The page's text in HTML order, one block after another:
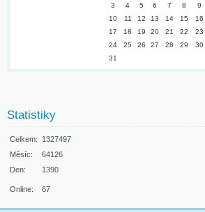
3
4 5 6 7 8
9
10
11 12 13 14 15
16
17
18 19 20 21 22
23
24
25 26 27 28 29
30
31
Statistiky
Online: 67
Celkem:
1327497
Měsíc:
64126
Den:
1390